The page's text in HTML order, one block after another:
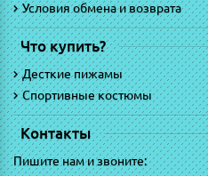
Условия обмена и возврата
Что купить?
Десткие пижамы
Спортивные костюмы
Контакты
Пишите нам и звоните: